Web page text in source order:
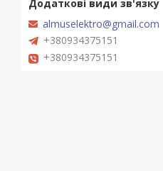
almuselektro@gmail.com
+380934375151
+380934375151